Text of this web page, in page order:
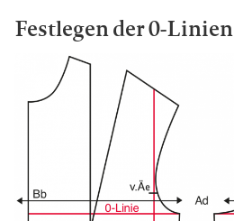
Festlegen der 0-Linien